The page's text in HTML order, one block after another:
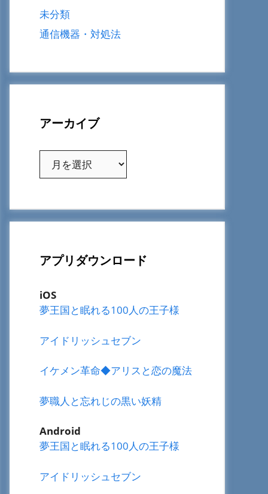
未分類
通信機器・対処法
アーカイブ
アプリダウンロード
iOS
夢王国と眠れる100人の王子様
アイドリッシュセブン
イケメン革命◆アリスと恋の魔法
夢職人と忘れじの黒い妖精
Android
夢王国と眠れる100人の王子様
アイドリッシュセブン